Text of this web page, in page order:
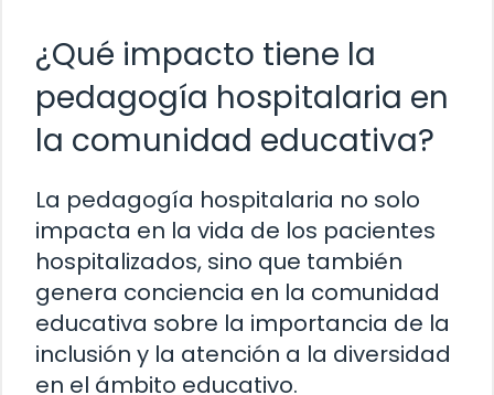
¿Qué impacto tiene la
pedagogía hospitalaria en
la comunidad educativa?
La pedagogía hospitalaria no solo
impacta en la vida de los pacientes
hospitalizados, sino que también
genera conciencia en la comunidad
educativa sobre la importancia de la
inclusión y la atención a la diversidad
en el ámbito educativo.